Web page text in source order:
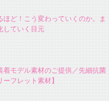
ほど！こう変わっていくのか。ま
していく目元
着モデル素材のご提供／先細抗菌
ーフレット素材】